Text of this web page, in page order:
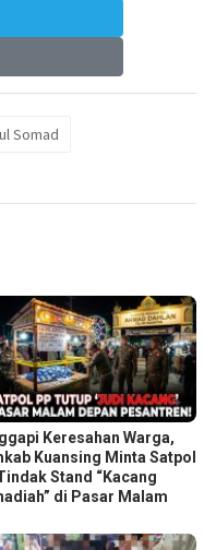
Somad
Keresahan Warga,
Kuansing Minta Satpol
Stand “Kacang
di Pasar Malam